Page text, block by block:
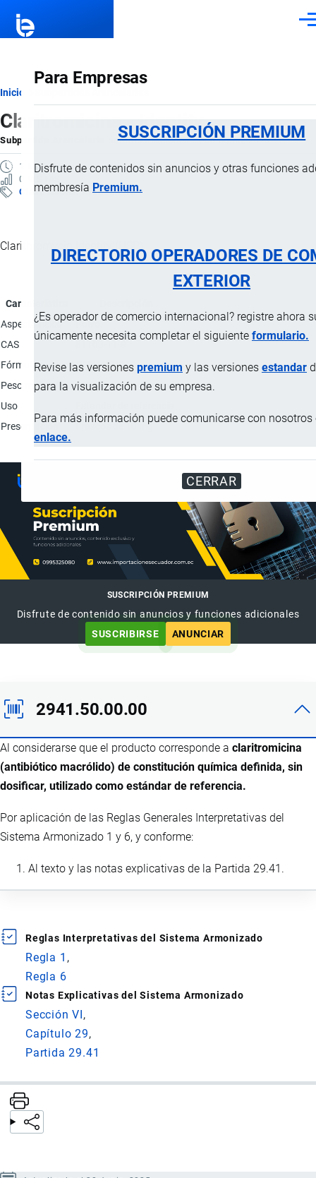
Para Empresas
SUSCRIPCIÓN PREMIUM
Disfrute de contenidos sin anuncios y otras funciones
membresía Premium.
DIRECTORIO OPERADORES DE
EXTERIOR
¿Es operador de comercio internacional? registre ahora
únicamente necesita completar el siguiente formulario.
Revise las versiones premium y las versiones estandar
para la visualización de su empresa.
Para más información puede comunicarse con nosotros
enlace.
CERRAR
Ruta
de
navegación
Inicio
Claritromicina - Identity
Subpartida Arancelaria porImportaciones …, 30 Junio, 2025
1 MINUTO
0 VISTAS
Clasificación Arancelaria
Clarithromycin Identity (USP).
Característica
Aspecto físico
Polvo.
CAS
Fórmula químicaC38H69NO13
Peso molecular
747.95
Uso
Presentación
Frascos de 10 mg.
SUSCRIPCIÓN PREMIUM
Disfrute de contenido sin anuncios y funciones adicionales
SUSCRIBIRSE
ANUNCIAR
2941.50.00.00
Al considerarse que el producto corresponde a claritromicina
(antibiótico macrólido) de constitución química definida, sin
dosificar, utilizado como estándar de referencia.
Por aplicación de las Reglas Generales Interpretativas del
Sistema Armonizado 1 y 6, y conforme:
Al texto y las notas explicativas de la Partida 29.41.
Reglas Interpretativas del Sistema Armonizado
Regla 1
Regla 6
Notas Explicativas del Sistema Armonizado
Sección VI
Capítulo 29
Partida 29.41